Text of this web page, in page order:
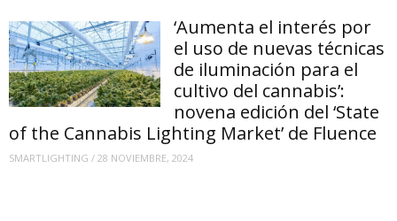
‘Aumenta el interés por
el uso de nuevas técnicas
de iluminación para el
cultivo del cannabis’:
novena edición del ‘State
of the Cannabis Lighting Market’ de Fluence
SMARTLIGHTING / 28 NOVIEMBRE, 2024